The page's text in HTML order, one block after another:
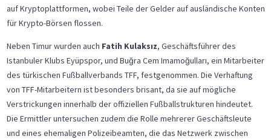
auf Kryptoplattformen, wobei Teile der Gelder auf ausländische Konten
für Krypto-Börsen flossen.
Neben Timur wurden auch Fatih Kulaksız, Geschäftsführer des
Istanbuler Klubs Eyüpspor, und Buğra Cem Imamoğulları, ein Mitarbeiter
des türkischen Fußballverbands TFF, festgenommen. Die Verhaftung
von TFF-Mitarbeitern ist besonders brisant, da sie auf mögliche
Verstrickungen innerhalb der offiziellen Fußballstrukturen hindeutet.
Die Ermittler untersuchen zudem die Rolle mehrerer Geschäftsleute
und eines ehemaligen Polizeibeamten, die das Netzwerk zwischen